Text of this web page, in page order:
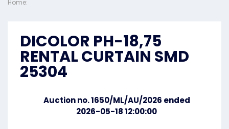
Home:
DICOLOR PH-18,75
RENTAL CURTAIN SMD
25304
Auction no. 1650/ML/AU/2026 ended
2026-05-18 12:00:00